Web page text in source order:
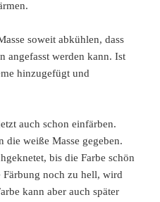
soweit abkühlen, dass
angefasst werden kann. Ist
hinzugefügt und
auch schon einfärben.
weiße Masse gegeben.
bis die Farbe schön
noch zu hell, wird
kann aber auch später